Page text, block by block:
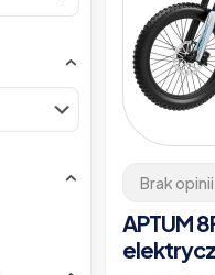
Brak opinii
APTUM